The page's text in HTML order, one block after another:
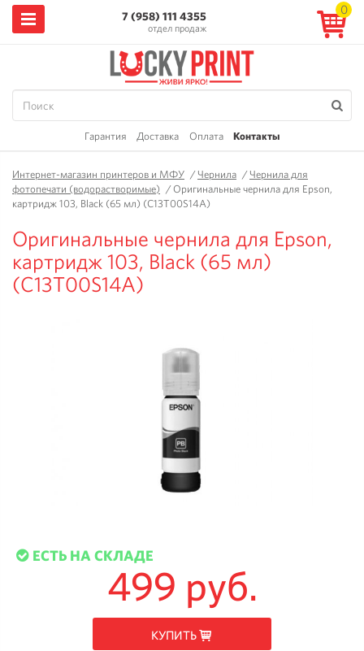
7 (958) 111 4355
отдел продаж
0
Гарантия Доставка Оплата Контакты
Интернет-магазин принтеров и МФУ /Чернила /Чернила для
фотопечати (водорастворимые) /Оригинальные чернила для Epson,
картридж 103, Black (65 мл) (C13T00S14A)
Оригинальные чернила для Epson,
картридж 103, Black (65 мл)
(C13T00S14A)
ЕСТЬ НА СКЛАДЕ
499 руб.
КУПИТЬ